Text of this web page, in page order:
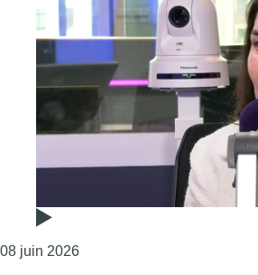
08 juin 2026Consulter l'article "Valérie